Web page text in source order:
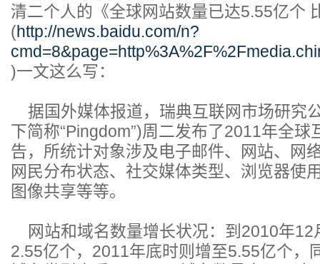
清二个人的《全球网站数量已达5.55亿个
(http://news.baidu.com/n?
)一文这么写：
据国外媒体报道，瑞典互联网市场研究
下简称“Pingdom”)周二发布了2011年全
告，所统计对象涉及电子邮件、网站、网
网民分布状态、社交媒体类型、浏览器使
图像共享等等。
网站和域名数量增长状况：到2010年12
2.55亿个，2011年底时则增至5.55亿个，